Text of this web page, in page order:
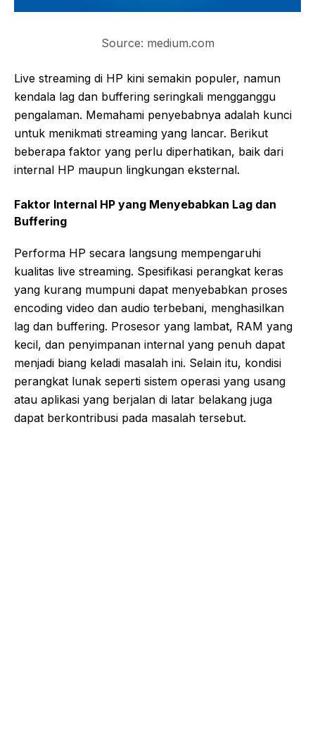
Source: medium.com
Live streaming di HP kini semakin populer, namun
kendala lag dan buffering seringkali mengganggu
pengalaman. Memahami penyebabnya adalah kunci
untuk menikmati streaming yang lancar. Berikut
beberapa faktor yang perlu diperhatikan, baik dari
internal HP maupun lingkungan eksternal.
Faktor Internal HP yang Menyebabkan Lag dan
Buffering
Performa HP secara langsung mempengaruhi
kualitas live streaming. Spesifikasi perangkat keras
yang kurang mumpuni dapat menyebabkan proses
encoding video dan audio terbebani, menghasilkan
lag dan buffering. Prosesor yang lambat, RAM yang
kecil, dan penyimpanan internal yang penuh dapat
menjadi biang keladi masalah ini. Selain itu, kondisi
perangkat lunak seperti sistem operasi yang usang
atau aplikasi yang berjalan di latar belakang juga
dapat berkontribusi pada masalah tersebut.